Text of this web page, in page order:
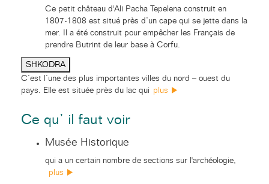
Ce petit château d'Ali Pacha Tepelena construit en
1807-1808 est situé près d’un cape qui se jette dans la
mer. Il a été construit pour empêcher les Français de
prendre Butrint de leur base à Corfu.
SHKODRA
C’est l’une des plus importantes villes du nord – ouest du
pays. Elle est située près du lac qui plus
Ce qu’ il faut voir
Musée Historique
qui a un certain nombre de sections sur l'archéologie,
plus